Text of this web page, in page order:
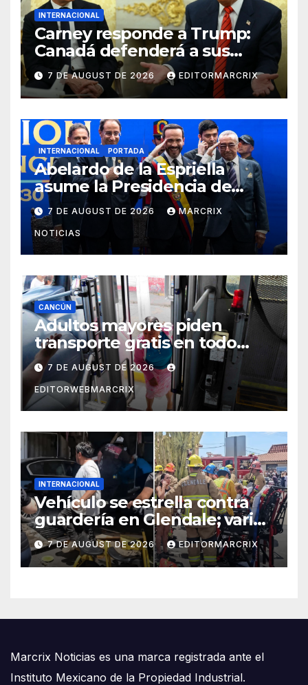
INTERNACIONAL
Carney responde a Trump:
Canadá defenderá a sus
trabajadores y empresas
7 DE AUGUST DE 2026 EDITORMARCRIX
INTERNACIONAL PORTADA
Abelardo de la Espriella
asume la Presidencia de
Colombia para el periodo
2026-2030
7 DE AUGUST DE 2026 MARCRIX
NOTICIAS
CANCÚN
Adultos mayores piden
transporte gratis en todo
Cancún
7 DE AUGUST DE 2026
EDITORWEBMARCRIX
INTERNACIONAL
Vehículo se estrella contra
guardería en Glendale; varios
niños fueron trasladados al
hospital
7 DE AUGUST DE 2026 EDITORMARCRIX
Marcrix Noticias es una marca registrada ante el
Instituto Mexicano de la Propiedad Industrial.